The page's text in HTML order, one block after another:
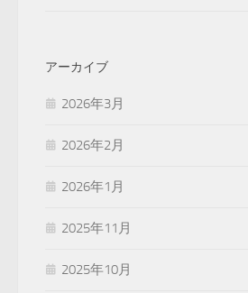
アーカイブ
2026年3月
2026年2月
2026年1月
2025年11月
2025年10月